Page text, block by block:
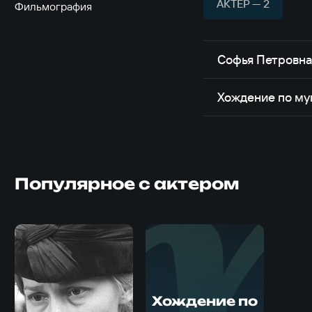
Фильмография АКТЁР — 2
Софья Петровна
Хождение по
Популярное с актером
Хождение по